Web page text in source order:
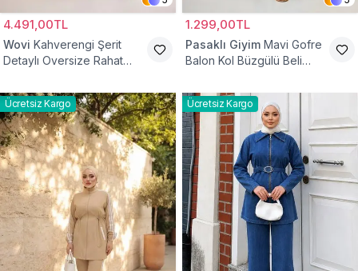
4.491,00TL
Wovi Kahverengi Şerit
Detaylı Oversize Rahat
1.299,00TL
Pasaklı Giyim Mavi Gofre
Balon Kol Büzgülü Beli
Takım
Ücretsiz Kargo Ücretsiz Kargo